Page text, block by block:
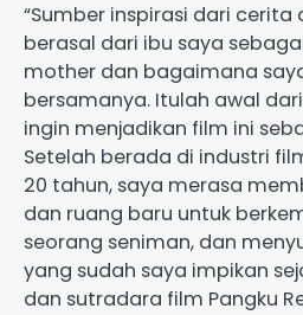
“Sumber inspirasi dari cerita
berasal dari ibu saya
mother dan bagaimana
bersamanya. Itulah awal
ingin menjadikan film ini
Setelah berada di industri
20 tahun, saya merasa
dan ruang baru untuk
seorang seniman, dan
yang sudah saya impikan
dan sutradara film Pangku